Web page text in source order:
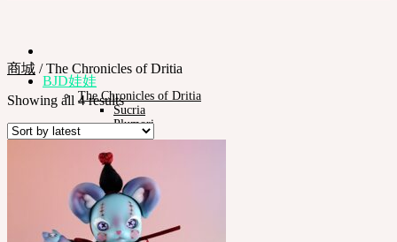
BJD娃娃
The Chronicles of Dritia
Sucria
Plumori
娃娃类型
眼珠
衣服
化妆保养品
娃娃支架ㆍ棉包
商城 /The Chronicles of Dritia
Showing all 4 results